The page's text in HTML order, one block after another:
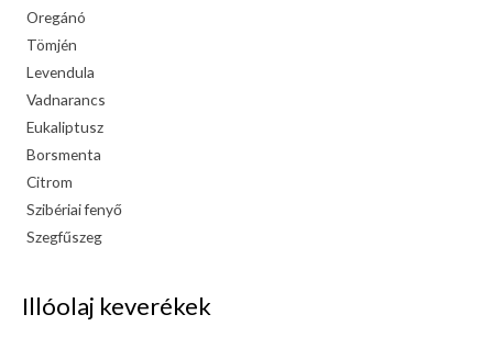
Oregánó
Tömjén
Levendula
Vadnarancs
Eukaliptusz
Borsmenta
Citrom
Szibériai fenyő
Szegfűszeg
Illóolaj keverékek